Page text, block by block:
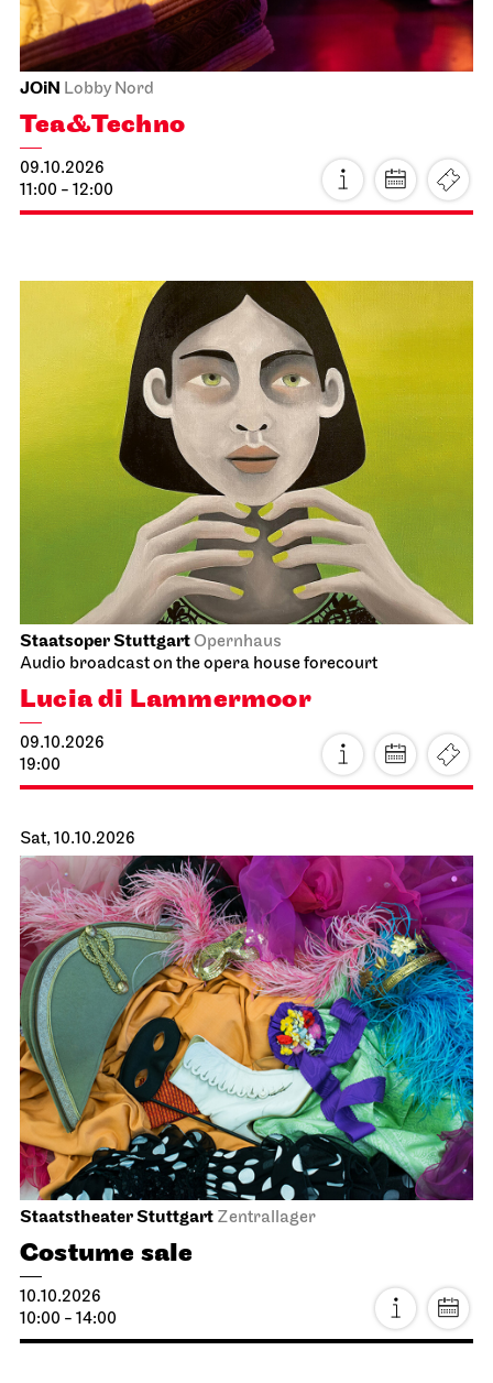
Staatsoper StuttgartOpera House, Upper Foyer (I. Rang)
Macbeth von Mzensk
11:00 - 12:30
Schauspiel Stuttgart
Premierenmatinee
11.10.2026
11:00
JOiN